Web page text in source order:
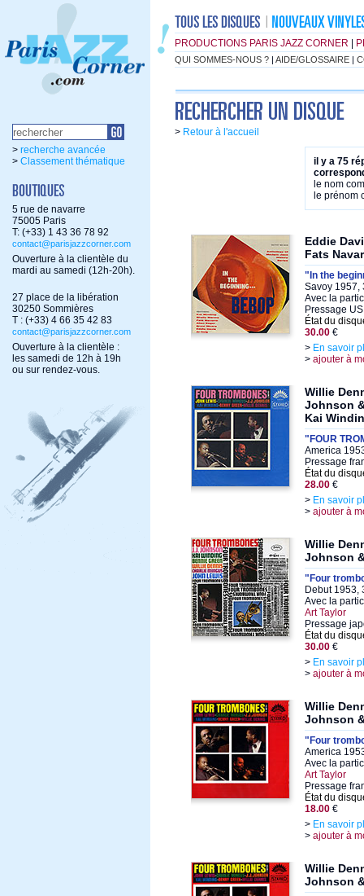
PRODUCTIONS PARIS JAZZ CORNER
QUI SOMMES-NOUS ? | AIDE/GLOSSAIRE |
> recherche avancée
> Classement thématique
5 rue de navarre
75005 Paris
T: (+33) 1 43 36 78 92
contact@parisjazzcorner.com
Ouverture à la clientèle du
mardi au samedi (12h-20h).
27 place de la libération
30250 Sommières
T : (+33) 4 66 35 42 83
contact@parisjazzcorner.com
Ouverture à la clientèle :
les samedi de 12h à 19h
ou sur rendez-vous.
> Retour à l'accueil
il y a 75
le nom
le prénom
Eddie
Fats
"In the
Savoy 1957,
Avec la
Pressage
État du
30.00 €
> En savoir
> ajouter à
Willie
Johnson
Kai
"FOUR
America
Pressage
État du
28.00 €
> En savoir
> ajouter à
Willie
Johnson
"Four
Debut 1953,
Avec la
Art Taylor
Pressage
État du
30.00 €
> En savoir
> ajouter à
Willie
Johnson
"Four
America
Avec la
Art Taylor
Pressage
État du
18.00 €
> En savoir
> ajouter à
Willie
Johnson